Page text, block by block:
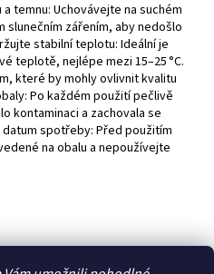
temnu: Uchovávejte na suchém
zářením, aby nedošlo
stabilní teplotu: Ideální je
teplotě, nejlépe mezi 15–25 °C.
které by mohly ovlivnit kvalitu
Po každém použití pečlivě
kontaminaci a zachovala se
spotřeby: Před použitím
na obalu a nepoužívejte